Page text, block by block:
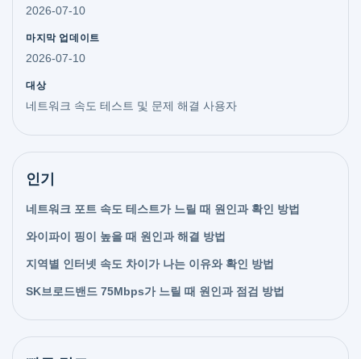
2026-07-10
마지막 업데이트
2026-07-10
대상
네트워크 속도 테스트 및 문제 해결 사용자
인기
네트워크 포트 속도 테스트가 느릴 때 원인과 확인 방법
와이파이 핑이 높을 때 원인과 해결 방법
지역별 인터넷 속도 차이가 나는 이유와 확인 방법
SK브로드밴드 75Mbps가 느릴 때 원인과 점검 방법